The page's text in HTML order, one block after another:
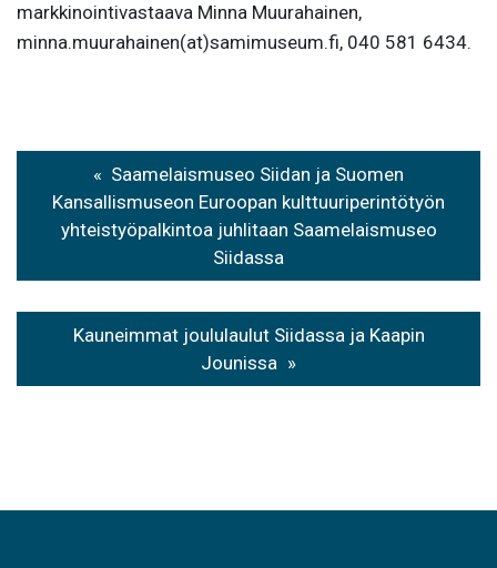
markkinointivastaava Minna Muurahainen,
minna.muurahainen(at)samimuseum.fi, 040 581 6434.
Artikkelien
selaus
Saamelaismuseo Siidan ja Suomen
Kansallismuseon Euroopan kulttuuriperintötyön
yhteistyöpalkintoa juhlitaan Saamelaismuseo
Siidassa
Kauneimmat joululaulut Siidassa ja Kaapin
Jounissa